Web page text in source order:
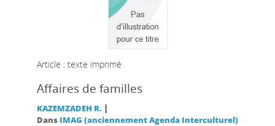
Article : texte imprimé
Affaires de familles
KAZEMZADEH R. |
Dans IMAG (anciennement Agenda Interculturel)